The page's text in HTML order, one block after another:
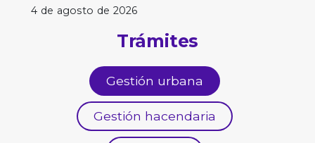
4 de agosto de 2026
Trámites
Gestión urbana
Gestión hacendaria